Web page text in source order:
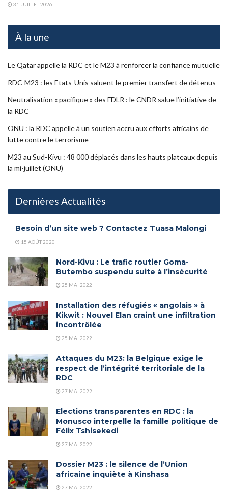
31 JUILLET 2026
À la une
Le Qatar appelle la RDC et le M23 à renforcer la confiance mutuelle
RDC-M23 : les Etats-Unis saluent le premier transfert de détenus
Neutralisation « pacifique » des FDLR : le CNDR salue l’initiative de
la RDC
ONU : la RDC appelle à un soutien accru aux efforts africains de
lutte contre le terrorisme
M23 au Sud-Kivu : 48 000 déplacés dans les hauts plateaux depuis
la mi-juillet (ONU)
Dernières Actualités
Besoin d’un site web ? Contactez Tuasa Malongi
15 AOÛT 2020
Nord-Kivu : Le trafic routier Goma-
Butembo suspendu suite à l’insécurité
25 MAI 2022
Installation des réfugiés « angolais » à
Kikwit : Nouvel Elan craint une infiltration
incontrôlée
25 MAI 2022
Attaques du M23: la Belgique exige le
respect de l’intégrité territoriale de la
RDC
27 MAI 2022
Elections transparentes en RDC : la
Monusco interpelle la famille politique de
Félix Tshisekedi
27 MAI 2022
Dossier M23 : le silence de l’Union
africaine inquiète à Kinshasa
27 MAI 2022